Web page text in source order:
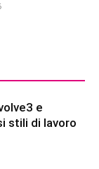
e
stili di lavoro